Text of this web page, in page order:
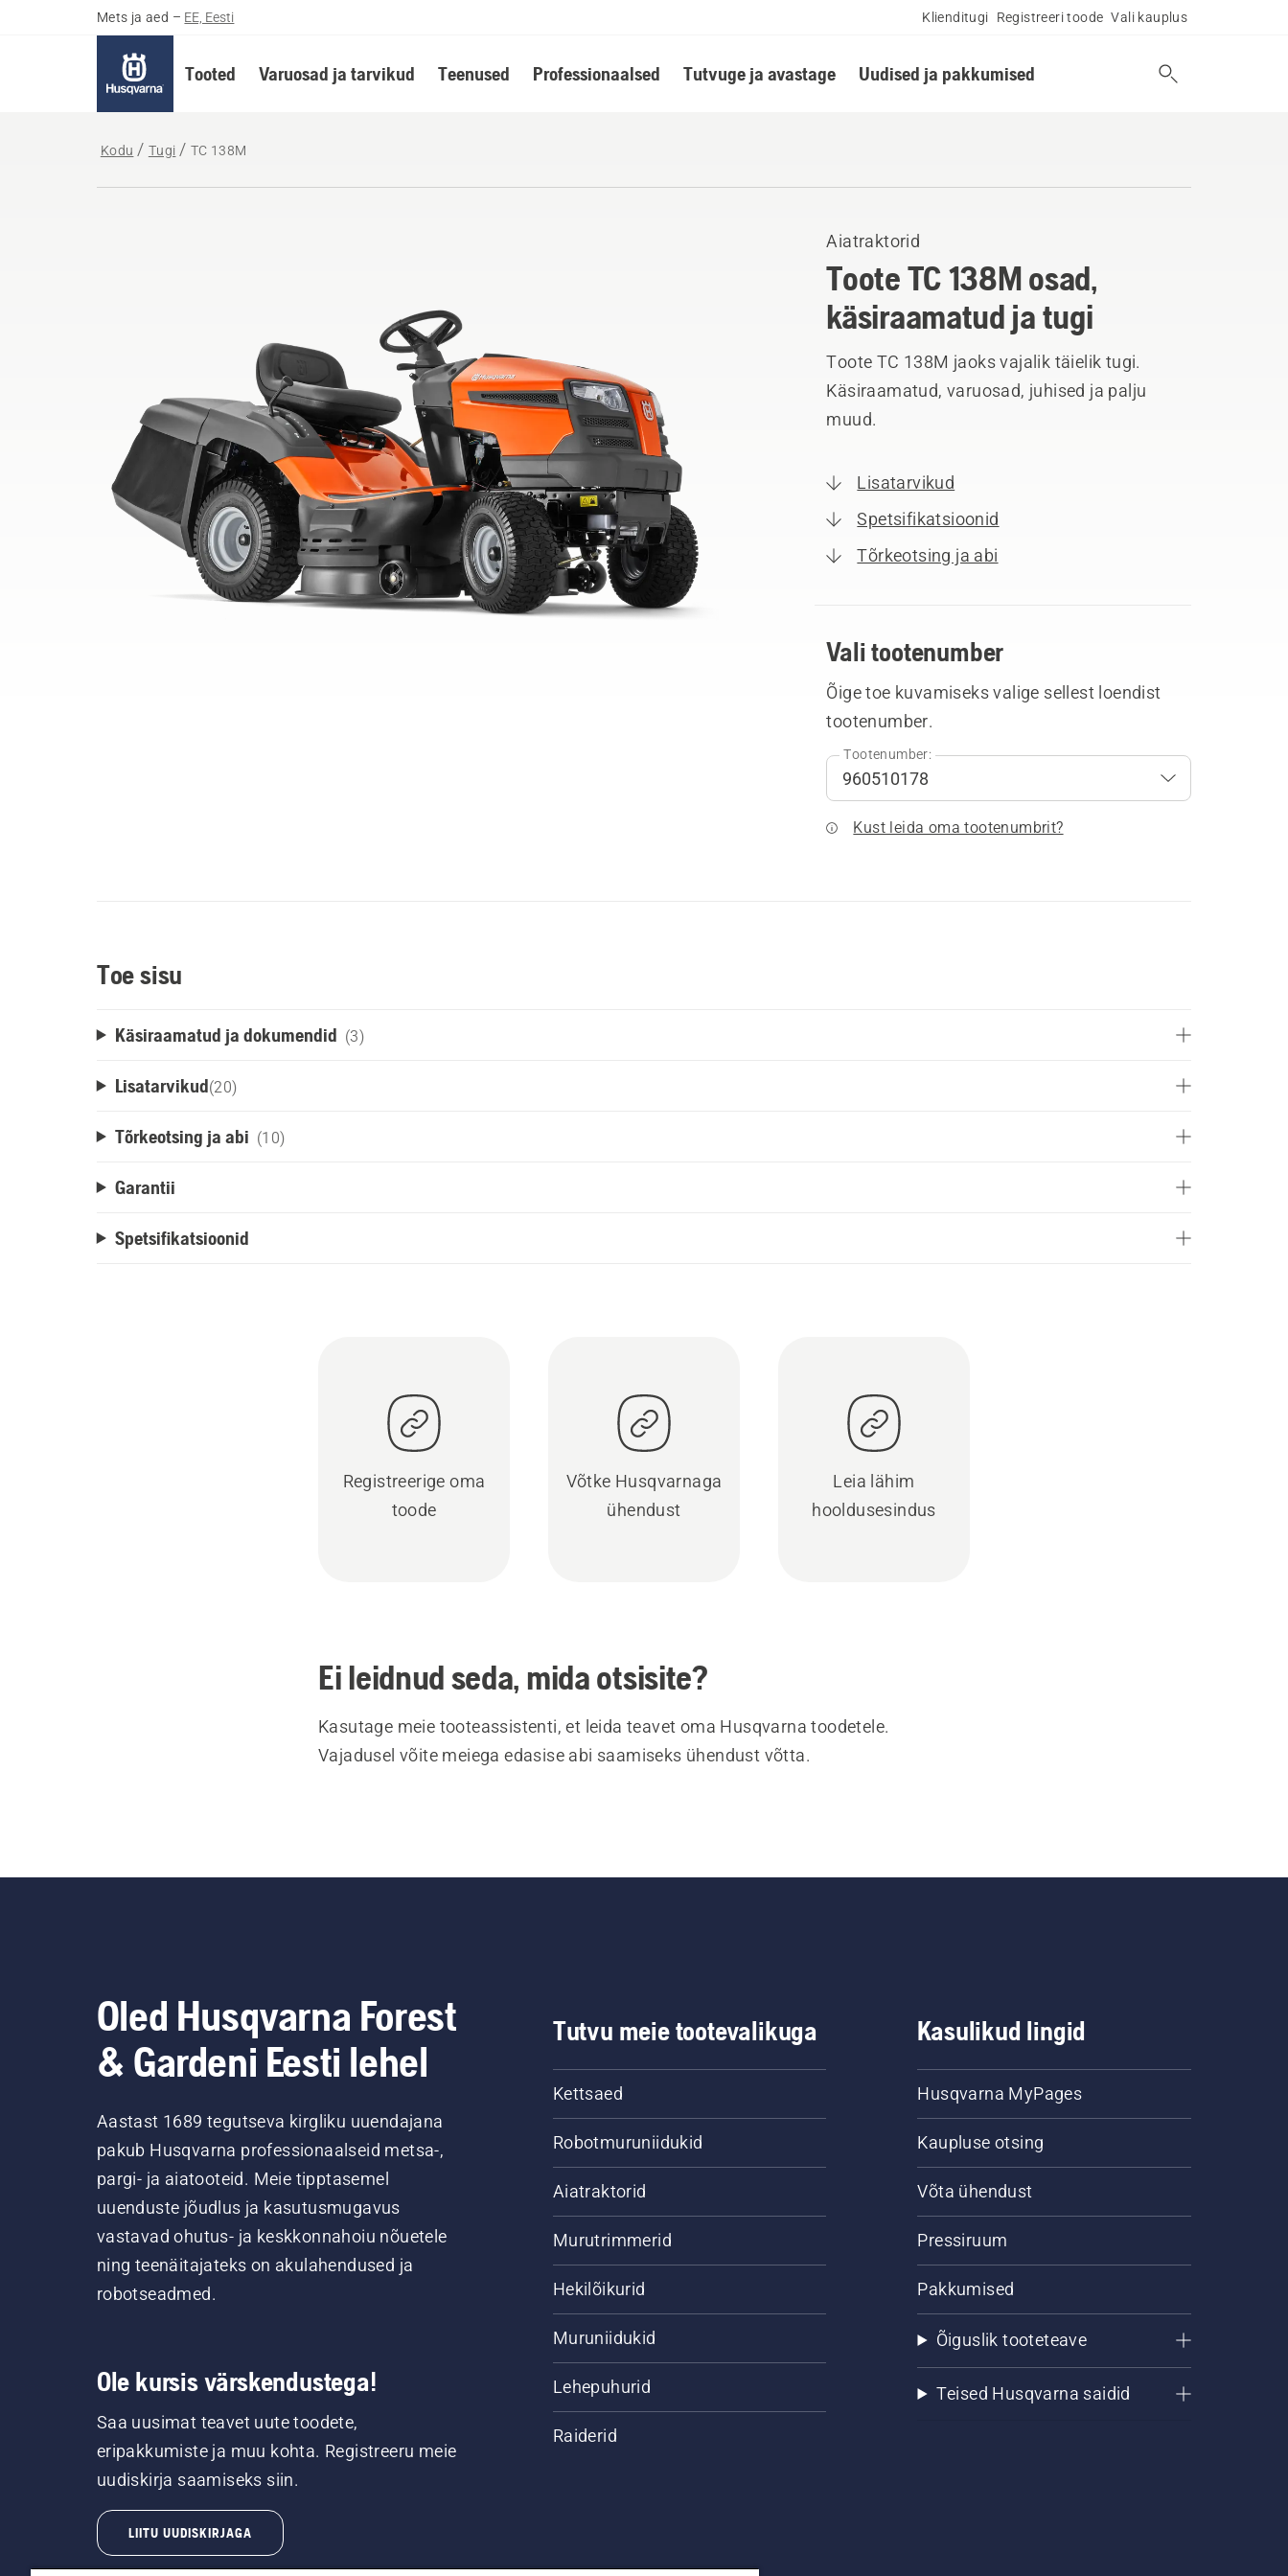
Mets ja aed – EE, Eesti Klienditugi Registreeri toode Vali kauplus
Tooted Varuosad ja tarvikud Teenused Professionaalsed Tutvuge ja avastage Uudised ja pakkumised
Kodu Tugi TC 138M
Aiatraktorid
Toote TC 138M osad,
käsiraamatud ja tugi
Toote TC 138M jaoks vajalik täielik tugi.
Käsiraamatud, varuosad, juhised ja palju
muud.
Lisatarvikud
Spetsifikatsioonid
Tõrkeotsing ja abi
Vali tootenumber
Õige toe kuvamiseks valige sellest loendist
tootenumber.
Tootenumber:
Kust leida oma tootenumbrit?
Toe sisu
Käsiraamatud ja dokumendid (3)
Lisatarvikud(20)
Tõrkeotsing ja abi (10)
Garantii
Spetsifikatsioonid
Registreerige oma
toode
Võtke Husqvarnaga
ühendust
Leia lähim
hooldusesindus
Ei leidnud seda, mida otsisite?
Kasutage meie tooteassistenti, et leida teavet oma Husqvarna toodetele.
Vajadusel võite meiega edasise abi saamiseks ühendust võtta.
Oled Husqvarna Forest
& Gardeni Eesti lehel
Aastast 1689 tegutseva kirgliku uuendajana
pakub Husqvarna professionaalseid metsa-,
pargi- ja aiatooteid. Meie tipptasemel
uuenduste jõudlus ja kasutusmugavus
vastavad ohutus- ja keskkonnahoiu nõuetele
ning teenäitajateks on akulahendused ja
robotseadmed.
Ole kursis värskendustega!
Saa uusimat teavet uute toodete,
eripakkumiste ja muu kohta. Registreeru meie
uudiskirja saamiseks siin.
LIITU UUDISKIRJAGA
Tutvu meie tootevalikuga
Kettsaed
Robotmuruniidukid
Aiatraktorid
Murutrimmerid
Hekilõikurid
Muruniidukid
Lehepuhurid
Raiderid
Kasulikud lingid
Husqvarna MyPages
Kaupluse otsing
Võta ühendust
Pressiruum
Pakkumised
Õiguslik tooteteave
Teised Husqvarna saidid